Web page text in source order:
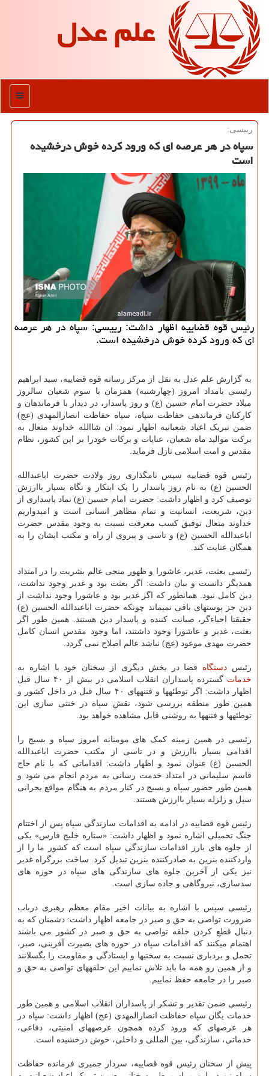
علم عدل
منو
رییسی:
سپاه در هر عرصه ای كه ورود كرده خوش درخشیده
است
رئیس قوه قضاییه اظهار داشت: رییسی: سپاه در هر عرصه
ای که ورود کرده خوش درخشیده است.
به گزارش علم عدل به نقل از مرکز رسانه قوه قضاییه، سید ابراهیم
رئیسی بامداد امروز (چهارشنبه) همزمان با سوم شعبان سالروز
میلاد حضرت امام حسین (ع) و روز پاسدار، در دیدار با فرماندهان و
کارکنان فرماندهی حفاظت سپاه، سپاه حفاظت انصارالمهدی (عج)
ضمن تبریک اعیاد شعبانیه اظهار نمود: ان شاالله خداوند متعال به
برکت موالید ماه شعبان، عنایات و برکات خودرا بر این کشور، نظام
مقدس و امت اسلامی نازل فرماید.
رئیس قوه قضاییه سپس نامگذاری روز ولادت حضرت اباعبدالله
الحسین (ع) به نام روز پاسدار را یک ابتکار و نگاه بسیار باارزش
توصیف کرد و اظهار داشت: حضرت امام حسین (ع) نماد پاسداری از
دین، شریعت، انسانیت و تمام مظاهر انسانی است و امیدواریم
خداوند متعال توفیق کسب معرفت نسبت به وجود مقدس حضرت
اباعبدالله الحسین (ع) و تاسی و پیروی از راه و مکتب ایشان را به
همگان عنایت کند.
رئیسی بعثت، غدیر، عاشورا و ظهور منجی عالم بشریت را در امتداد
همدیگر دانست و بیان داشت: اگر بعثت بود و غدیر وجود نداشت،
دین کامل نبود. همانطور که اگر غدیر بود و عاشورا وجود نداشت از
دین جز پوسته‎ای باقی نمی‎ماند چونکه حضرت اباعبدالله الحسین (ع)
حقیقتا احیاءگر، صیانت کننده و پاسدار دین هستند. همین طور اگر
بعثت، غدیر و عاشورا وجود داشتند، اما وجود مقدس انسان کامل
حضرت مهدی موعود (عج) نباشد عالم اصلاح نمی گردد.
رئیس دستگاه قضا در بخش دیگری از سخنان خود با اشاره به
خدمات
گسترده پاسداران انقلاب اسلامی در بیش از ۴۰ سال قبل
اظهار داشت: اگر توطئه‎ها و فتنه‎های ۴۰ سال قبل در داخل کشور و
همین طور منطقه بررسی شود، نقش سپاه در خنثی سازی این
توطئه‎ها و فتنه‎ها به روشنی قابل مشاهده خواهد بود.
رئیسی در همین زمینه کمک های مومنانه امروز سپاه و بسیج را
اقدامی بسیار باارزش و در تاسی از مکتب حضرت اباعبدالله
الحسین (ع) عنوان نمود و اظهار داشت: اقداماتی که با نام حاج
قاسم سلیمانی در امتداد خدمت رسانی به مردم انجام می شود و
همین طور حضور سپاه و بسیج در کنار مردم به هنگام مواقع بحرانی
سیل و زلزله بسیار باارزش هستند.
رئیس قوه قضاییه در ادامه به اقدامات سازندگی سپاه پس از اختتام
جنگ تحمیلی اشاره نمود و اظهار داشت: «ستاره خلیج فارس» یکی
از جلوه های بارز اقدامات سازندگی سپاه است که کشور ما را از
واردکننده بنزین به صادرکننده بنزین تبدیل کرد. ساخت بزرگراه غدیر
نیز یکی از آخرین جلوه های سازندگی های سپاه در حوزه های
سدسازی، نیروگاهی و جاده سازی است.
رئیسی سپس با اشاره به بیانات اخیر مقام معظم رهبری درباب
ضرورت تواصی به حق و صبر در جامعه اظهار داشت: دشمنان که به
دنبال قطع کردن حلقه تواصی به حق و صبر در کشور می باشند
اهتمام می‎کنند که اقدامات سپاه در حوزه های بصیرت آفرینی، صبر،
تحمل و بردباری نسبت به سختی‎ها و ایستادگی و مقاومت را بگسلانند
و از همین رو همه ما باید تلاش نماییم این حلقه‎های تواصی به حق و
صبر را در جامعه حفظ نماییم.
رئیسی ضمن تقدیر و تشکر از پاسداران انقلاب اسلامی و همین طور
خدمات یگان سپاه حفاظت انصارالمهدی (عج) اظهار داشت: سپاه در
هر عرصه‎ای که ورود کرده همچون عرصه‎های امنیتی، دفاعی،
خدماتی، سازندگی، بین المللی و داخلی، خوش درخشیده است.
پیش از سخنان رئیس قوه قضاییه، سردار جمیری فرمانده حفاظت